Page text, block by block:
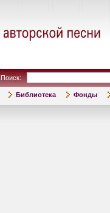
Поиск:
Библиотека Фонды